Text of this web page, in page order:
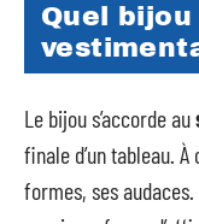
Quel
Le bijou s’accorde au
finale d’un tableau.
formes, ses audaces.